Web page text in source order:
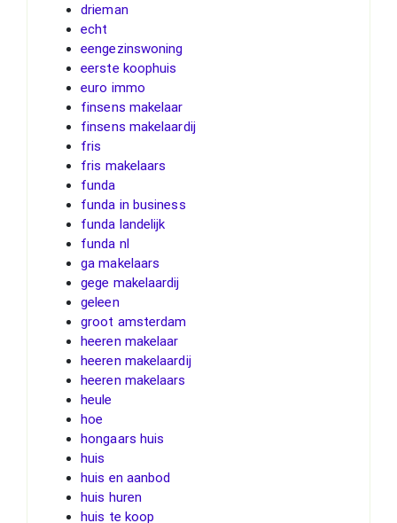
drieman
echt
eengezinswoning
eerste koophuis
euro immo
finsens makelaar
finsens makelaardij
fris
fris makelaars
funda
funda in business
funda landelijk
funda nl
ga makelaars
gege makelaardij
geleen
groot amsterdam
heeren makelaar
heeren makelaardij
heeren makelaars
heule
hoe
hongaars huis
huis
huis en aanbod
huis huren
huis te koop